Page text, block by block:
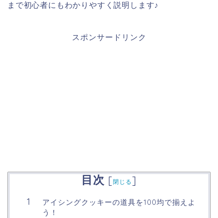
まで初心者にもわかりやすく説明します♪
スポンサードリンク
目次 [閉じる ]
アイシングクッキーの道具を100均で揃えよ
う！